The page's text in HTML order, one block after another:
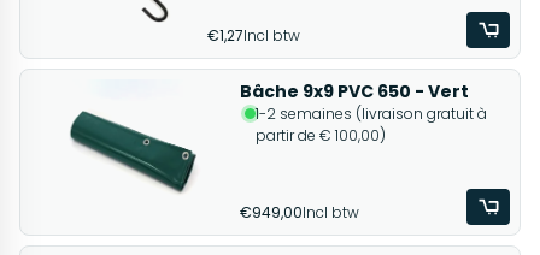
€1,27Incl btw
Bâche 9x9 PVC 650 - Vert
1-2 semaines (livraison gratuit à
partir de € 100,00)
€949,00Incl btw